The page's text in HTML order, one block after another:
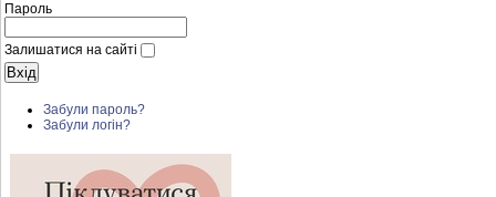
Пароль
Залишатися на сайті
Забули пароль?
Забули логін?